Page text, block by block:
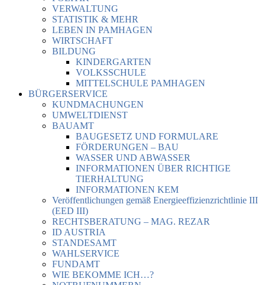
VERWALTUNG
STATISTIK & MEHR
LEBEN IN PAMHAGEN
WIRTSCHAFT
BILDUNG
KINDERGARTEN
VOLKSSCHULE
MITTELSCHULE PAMHAGEN
BÜRGERSERVICE
KUNDMACHUNGEN
UMWELTDIENST
BAUAMT
BAUGESETZ UND FORMULARE
FÖRDERUNGEN – BAU
WASSER UND ABWASSER
INFORMATIONEN ÜBER RICHTIGE
TIERHALTUNG
INFORMATIONEN KEM
Veröffentlichungen gemäß Energieeffizienzrichtlinie III
(EED III)
RECHTSBERATUNG – MAG. REZAR
ID AUSTRIA
STANDESAMT
WAHLSERVICE
FUNDAMT
WIE BEKOMME ICH…?